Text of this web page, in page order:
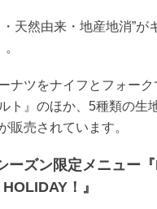
天然由来・地産地消”が
ナツをナイフとフォー
ト』のほか、5種類の生
販売されています。
ーズン限定メニュー
！』